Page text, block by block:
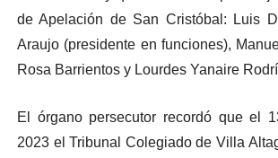
de Apelación de San Cristóbal: Luis
Araujo (presidente en funciones),
Rosa Barrientos y Lourdes Yanaire
El órgano persecutor recordó que el
2023 el Tribunal Colegiado de Villa